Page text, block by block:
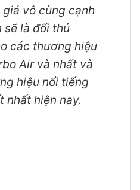
vô cùng cạnh
sẽ là đối thủ
các thương hiệu
Air và nhất và
hiệu nổi tiếng
nhất hiện nay.